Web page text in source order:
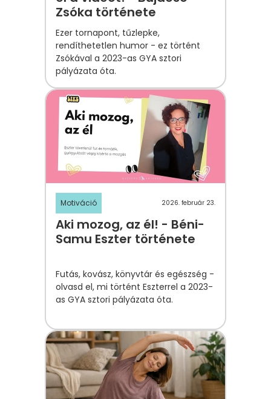
Zsóka története
Ezer tornapont, tűzlepke,
rendíthetetlen humor - ez történt
Zsókával a 2023-as GYA sztori
pályázata óta.
Motiváció 2026. február 23.
Aki mozog, az él! - Béni-
Samu Eszter története
Futás, kovász, könyvtár és egészség -
olvasd el, mi történt Eszterrel a 2023-
as GYA sztori pályázata óta.